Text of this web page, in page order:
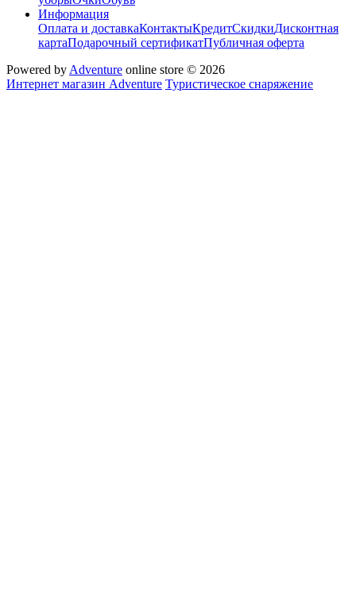
Информация
Оплата и доставкаКонтактыКредитСкидкиДисконтная
картаПодарочный сертификатПубличная оферта
Powered by Adventure online store © 2026
Интернет магазин Adventure Туристическое снаряжение